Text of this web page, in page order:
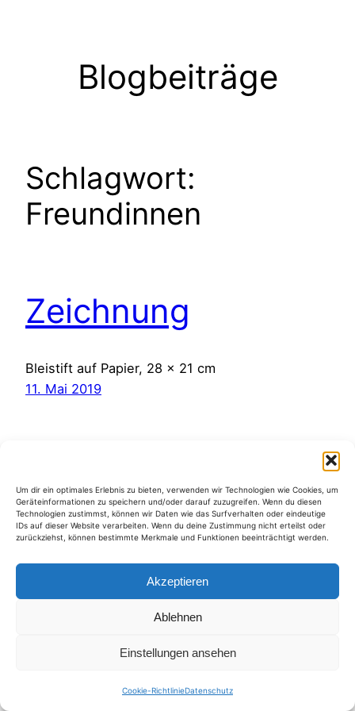
Um dir ein optimales Erlebnis zu bieten, verwenden wir Technologien wie Cookies, um
Geräteinformationen zu speichern und/oder darauf zuzugreifen. Wenn du diesen
Technologien zustimmst, können wir Daten wie das Surfverhalten oder eindeutige
IDs auf dieser Website verarbeiten. Wenn du deine Zustimmung nicht erteilst oder
zurückziehst, können bestimmte Merkmale und Funktionen beeinträchtigt werden.
Akzeptieren
Ablehnen
Einstellungen ansehen
Cookie-RichtlinieDatenschutz
Blogbeiträge
Schlagwort:
Freundinnen
Zeichnung
Bleistift auf Papier, 28 x 21 cm
11. Mai 2019
Kategorien